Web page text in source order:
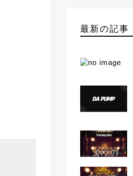
最新の記事